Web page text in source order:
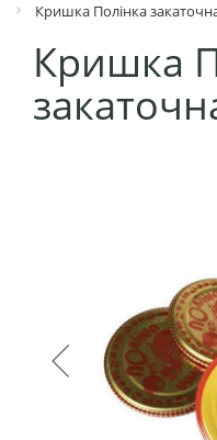
Кришка Полінка
Кришка